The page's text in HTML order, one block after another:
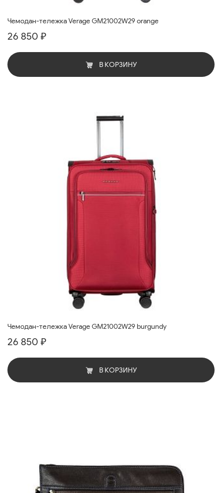
Чемодан-тележка Verage GM21002W29 orange
26 850 ₽
В КОРЗИНУ
Чемодан-тележка Verage GM21002W29 burgundy
26 850 ₽
В КОРЗИНУ